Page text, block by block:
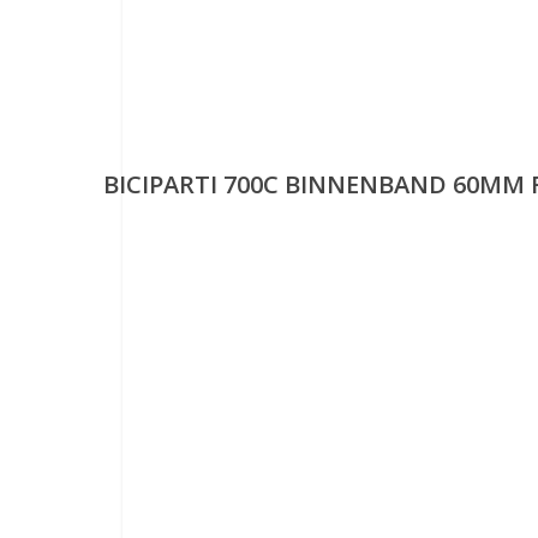
BICIPARTI 700C BINNENBAND 60MM